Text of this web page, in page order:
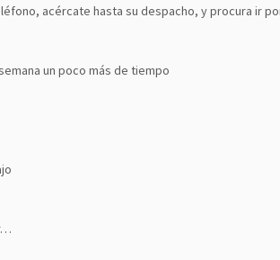
acércate hasta su despacho, y procura ir
un poco más de tiempo